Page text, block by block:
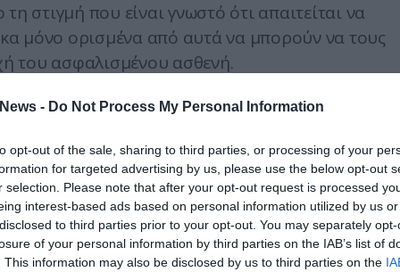
- Do Not Process My Personal Information
opt-out of the sale, sharing to third parties, or processing of your
for targeted advertising by us, please use the below opt-out
selection. Please note that after your opt-out request is processed
interest-based ads based on personal information utilized by us
to third parties prior to your opt-out. You may separately
of your personal information by third parties on the IAB’s list of
This information may also be disclosed by us to third parties on the
στιγμή που είναι γνωστό ότι απαιτείται να
μόνο ορισμένα από αυτά να μπορούν να τους
του ασφαλισμένου ασθενή.
των υπόλοιπων φαρμάκων τους, είναι
ασθενών, γεγονός που θέτει την
ασθενών είναι υποχρέωση της Πολιτείας
των συγκεκριμένων φαρμακευτικών
οι γιατροί.